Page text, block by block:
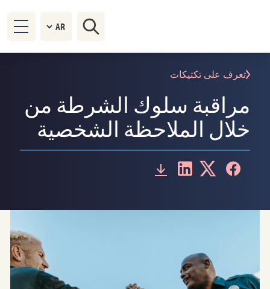
تعرف على تكتيكات
مراقبة سلوك الشرطة من
خلال الملاحظة الشخصية